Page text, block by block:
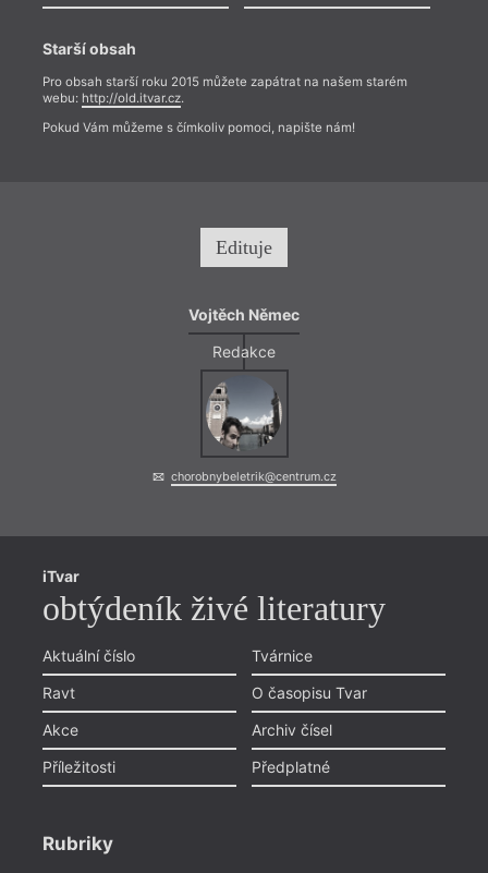
Starší obsah
Pro obsah starší roku 2015 můžete zapátrat na našem starém
webu: http://old.itvar.cz.
Pokud Vám můžeme s čímkoliv pomoci, napište nám!
Edituje
Vojtěch Němec
Redakce
chorobnybeletrik@centrum.cz
iTvar
obtýdeník živé literatury
Aktuální číslo
Ravt
Akce
Příležitosti
Tvárnice
O časopisu Tvar
Archiv čísel
Předplatné
Rubriky